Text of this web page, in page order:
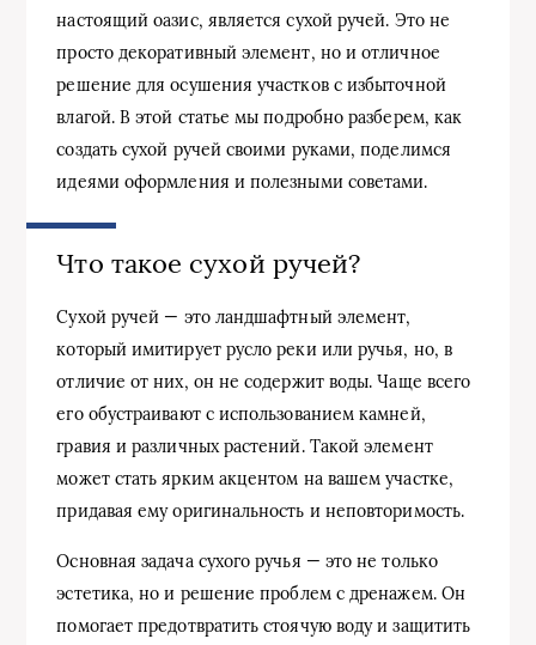
настоящий оазис, является сухой ручей. Это не
просто декоративный элемент, но и отличное
решение для осушения участков с избыточной
влагой. В этой статье мы подробно разберем, как
создать сухой ручей своими руками, поделимся
идеями оформления и полезными советами.
Что такое сухой ручей?
Сухой ручей — это ландшафтный элемент,
который имитирует русло реки или ручья, но, в
отличие от них, он не содержит воды. Чаще всего
его обустраивают с использованием камней,
гравия и различных растений. Такой элемент
может стать ярким акцентом на вашем участке,
придавая ему оригинальность и неповторимость.
Основная задача сухого ручья — это не только
эстетика, но и решение проблем с дренажем. Он
помогает предотвратить стоячую воду и защитить